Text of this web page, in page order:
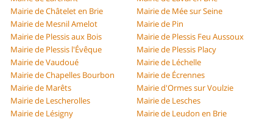
Mairie de Châtelet en Brie
Mairie de Mée sur Seine
Mairie de Mesnil Amelot
Mairie de Pin
Mairie de Plessis aux Bois
Mairie de Plessis Feu Aussoux
Mairie de Plessis l'Évêque
Mairie de Plessis Placy
Mairie de Vaudoué
Mairie de Léchelle
Mairie de Chapelles Bourbon
Mairie de Écrennes
Mairie de Marêts
Mairie d'Ormes sur Voulzie
Mairie de Lescherolles
Mairie de Lesches
Mairie de Lésigny
Mairie de Leudon en Brie